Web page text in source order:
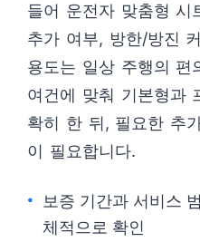
들어 운전자 맞춤형 시
추가 여부, 방한/방진
용도는 일상 주행의 편
여건에 맞춰 기본형과
확히 한 뒤, 필요한 추
이 필요합니다.
보증 기간과 서비스
체적으로 확인